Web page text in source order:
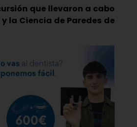
que llevaron a cabo
la Ciencia de Paredes de